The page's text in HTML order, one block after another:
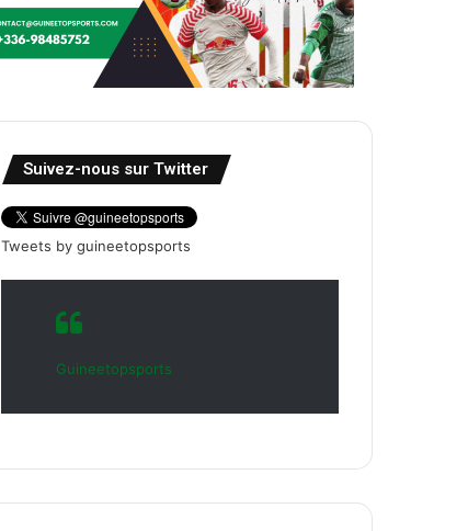
Suivez-nous sur Twitter
Tweets by guineetopsports
Guineetopsports